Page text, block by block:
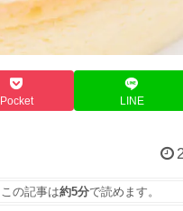
Pocket LINE
この記事は約5分で読めます。